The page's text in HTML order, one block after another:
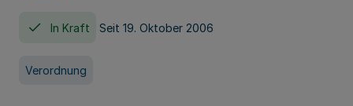
In Kraft Seit 19. Oktober 2006
Verordnung